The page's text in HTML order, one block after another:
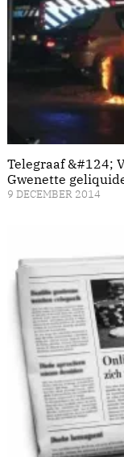
Telegraaf &#124;
Gwenette
9 DECEMBER 2014